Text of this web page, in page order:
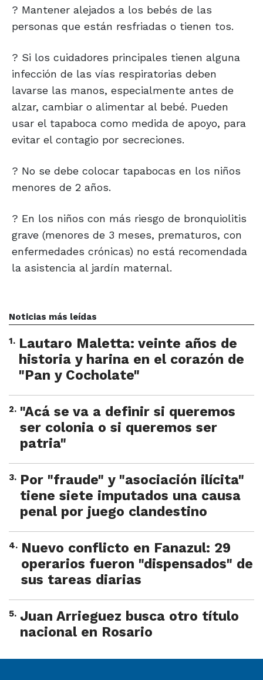
? Mantener alejados a los bebés de las
personas que están resfriadas o tienen tos.
? Si los cuidadores principales tienen alguna
infección de las vías respiratorias deben
lavarse las manos, especialmente antes de
alzar, cambiar o alimentar al bebé. Pueden
usar el tapaboca como medida de apoyo, para
evitar el contagio por secreciones.
? No se debe colocar tapabocas en los niños
menores de 2 años.
? En los niños con más riesgo de bronquiolitis
grave (menores de 3 meses, prematuros, con
enfermedades crónicas) no está recomendada
la asistencia al jardín maternal.
Noticias más leídas
1. Lautaro Maletta: veinte años de
historia y harina en el corazón de
"Pan y Cocholate"
2. "Acá se va a definir si queremos
ser colonia o si queremos ser
patria"
3. Por "fraude" y "asociación ilícita"
tiene siete imputados una causa
penal por juego clandestino
4. Nuevo conflicto en Fanazul: 29
operarios fueron "dispensados" de
sus tareas diarias
5. Juan Arrieguez busca otro título
nacional en Rosario